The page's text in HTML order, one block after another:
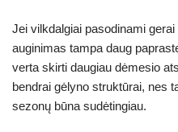
Jei vilkdalgiai pasodinami
auginimas tampa daug
verta skirti daugiau dėmesio
bendrai gėlyno struktūrai, nes
sezonų būna sudėtingiau.